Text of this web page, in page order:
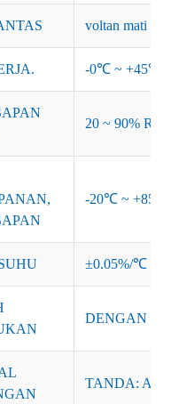
voltan mati
-0℃ ~ +45℃
20 ~ 90% RH
-20℃ ~ +85℃
±0.05%/℃
DENGAN
TANDA: AC-